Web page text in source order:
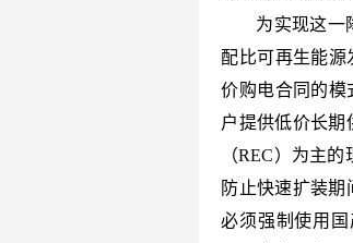
为实现这一
配比可再生能源
价购电合同的模
户提供低价长期
（REC）为主
防止快速扩装
必须强制使用